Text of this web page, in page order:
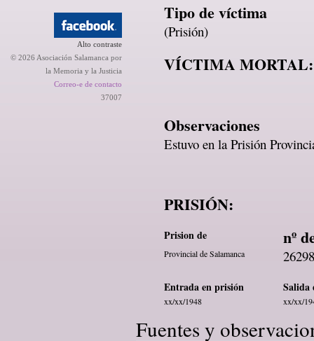
Alto contraste
© 2026 Asociación Salamanca por
la Memoria y la Justicia
Correo-e de contacto
37007
Tipo de víctima
(Prisión)
VÍCTIMA MORTAL:
Observaciones
Estuvo en la Prisión
PRISIÓN:
Prision de nº
Provincial de Salamanca 26298
Entrada en prisión Salida
xx/xx/1948 xx/xx/
Fuentes y